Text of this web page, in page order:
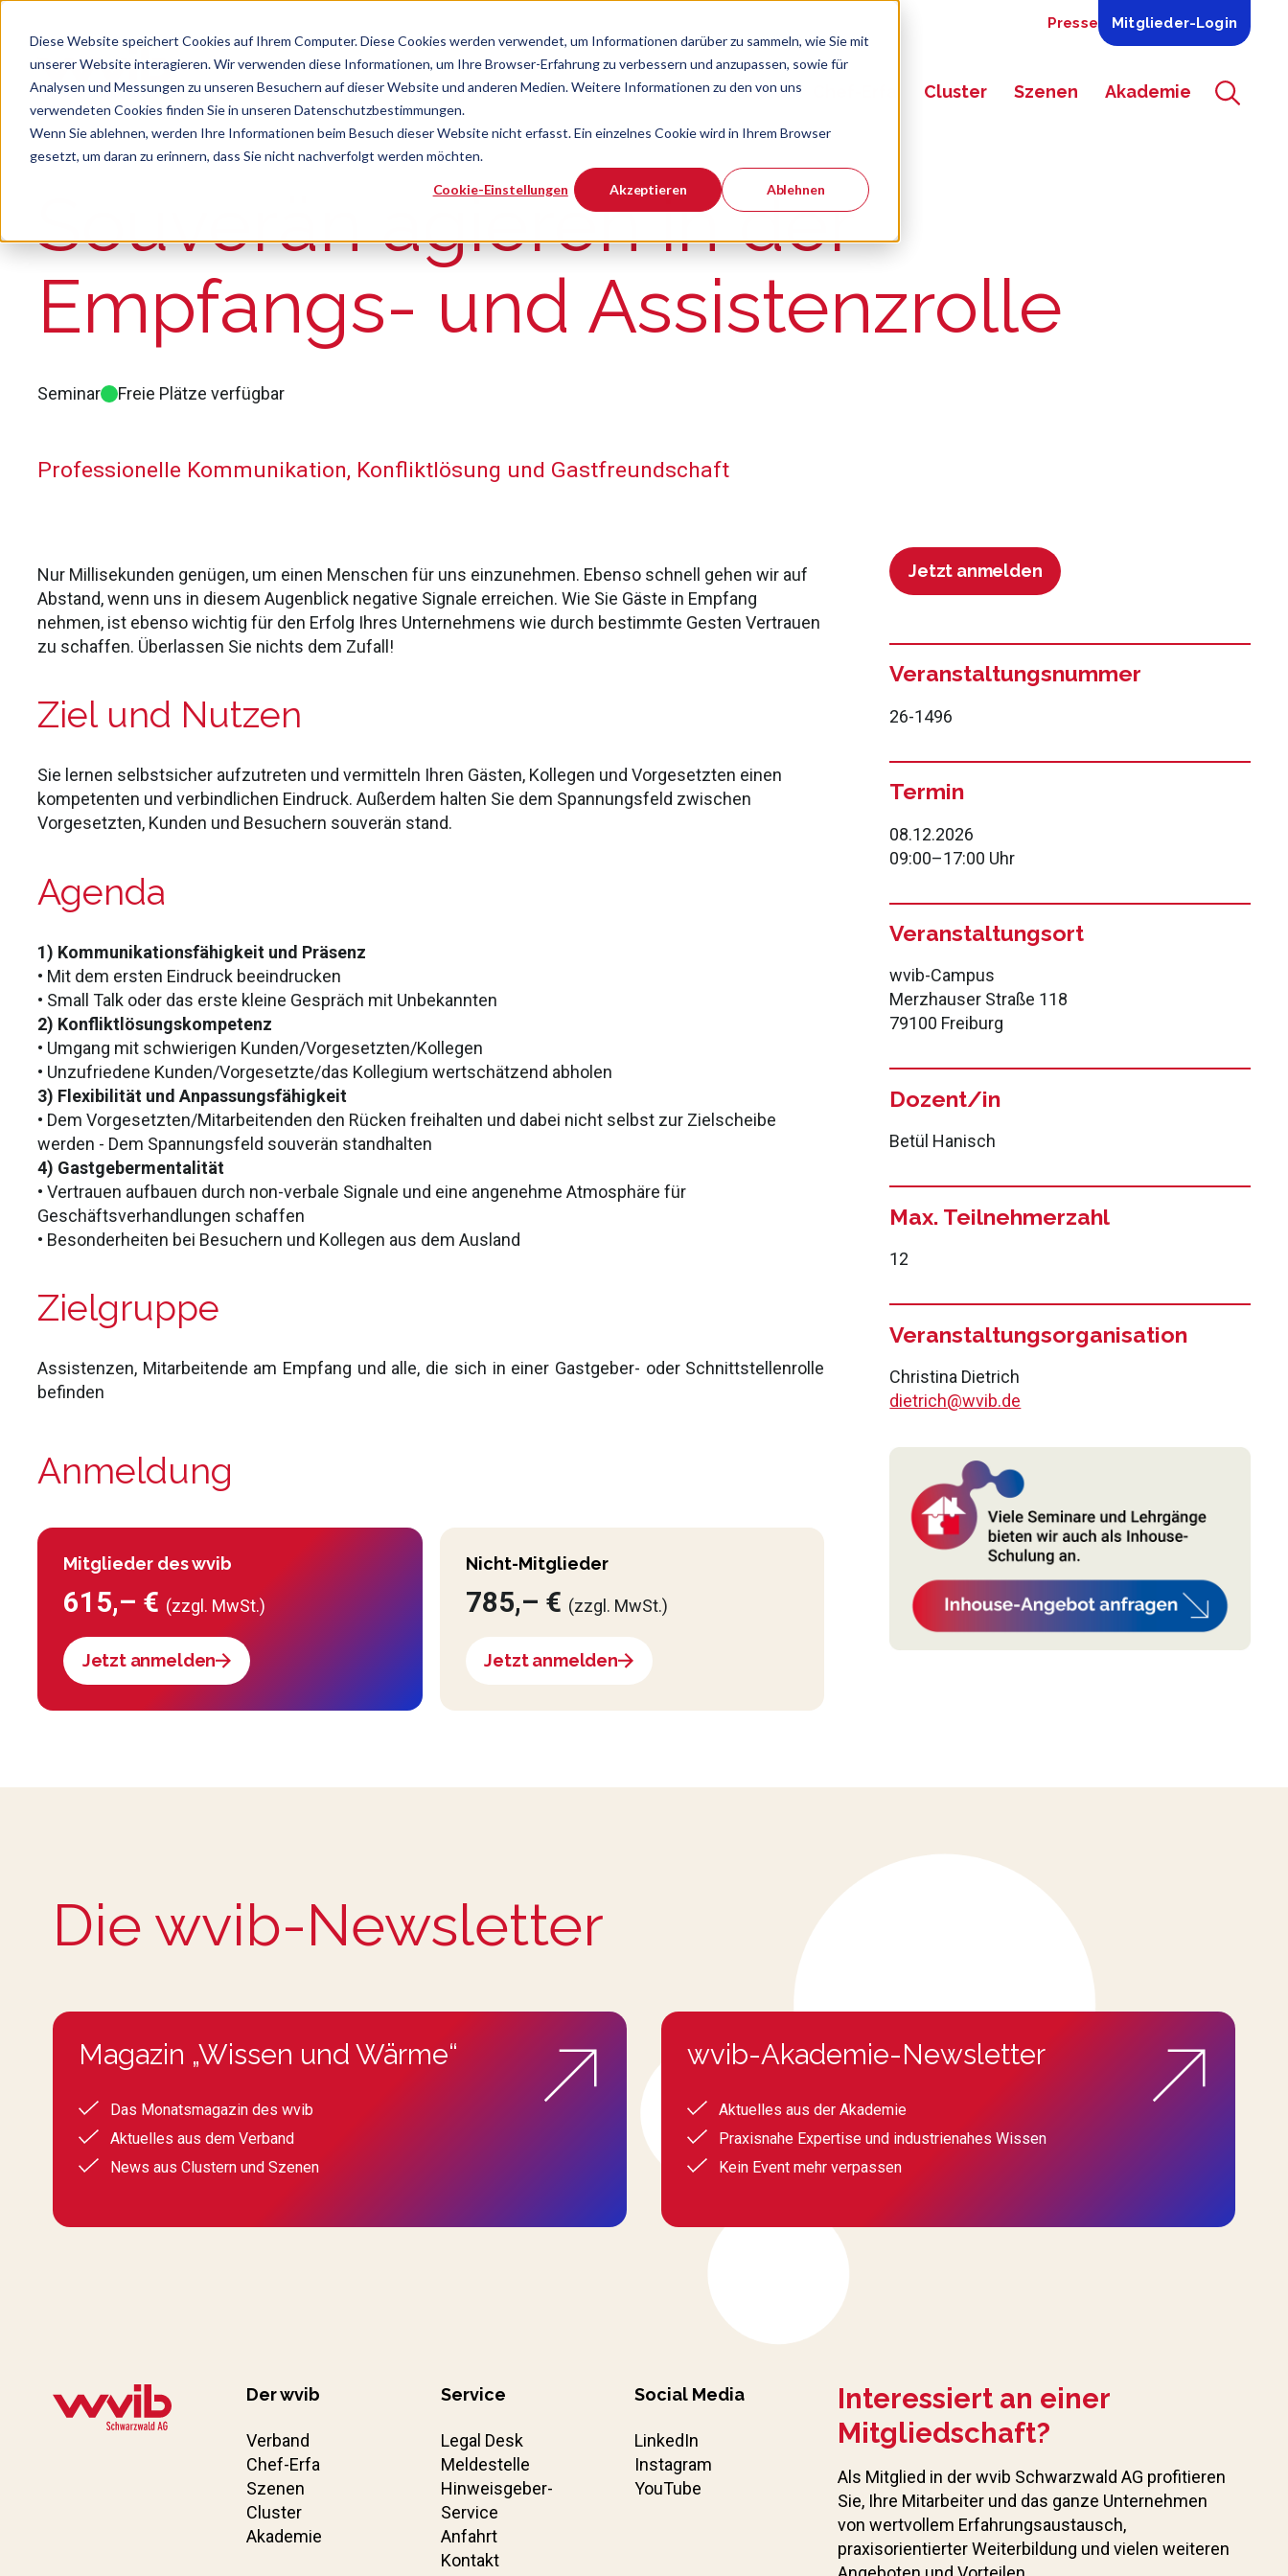
Diese Website speichert Cookies auf Ihrem Computer. Diese Cookies werden verwendet, um Informationen darüber zu sammeln, wie Sie mit
unserer Website interagieren. Wir verwenden diese Informationen, um Ihre Browser-Erfahrung zu verbessern und anzupassen, sowie für
Analysen und Messungen zu unseren Besuchern auf dieser Website und anderen Medien. Weitere Informationen zu den von uns
verwendeten Cookies finden Sie in unseren Datenschutzbestimmungen.
Wenn Sie ablehnen, werden Ihre Informationen beim Besuch dieser Website nicht erfasst. Ein einzelnes Cookie wird in Ihrem Browser
gesetzt, um daran zu erinnern, dass Sie nicht nachverfolgt werden möchten.
Cookie-Einstellungen Akzeptieren Ablehnen
Presse Mitglieder-Login
Zeige Navigations-Menü für
Verband
Zeige Navigations-Menü für
Cluster
Zeige Navigations-Menü für
Szenen
Zeige Navigations-
Akademie
Suche
Es gibt keine Vorschläge, da das Suchfeld leer ist.
Souverän agieren in der
Empfangs- und Assistenzrolle
Seminar Freie Plätze verfügbar
Professionelle Kommunikation, Konfliktlösung und Gastfreundschaft
Nur Millisekunden genügen, um einen Menschen für uns einzunehmen. Ebenso schnell gehen wir auf
Abstand, wenn uns in diesem Augenblick negative Signale erreichen. Wie Sie Gäste in Empfang
nehmen, ist ebenso wichtig für den Erfolg Ihres Unternehmens wie durch bestimmte Gesten Vertrauen
zu schaffen. Überlassen Sie nichts dem Zufall!
Ziel und Nutzen
Sie lernen selbstsicher aufzutreten und vermitteln Ihren Gästen, Kollegen und Vorgesetzten einen
kompetenten und verbindlichen Eindruck. Außerdem halten Sie dem Spannungsfeld zwischen
Vorgesetzten, Kunden und Besuchern souverän stand.
Agenda
1) Kommunikationsfähigkeit und Präsenz
• Mit dem ersten Eindruck beeindrucken
• Small Talk oder das erste kleine Gespräch mit Unbekannten
2) Konfliktlösungskompetenz
• Umgang mit schwierigen Kunden/Vorgesetzten/Kollegen
• Unzufriedene Kunden/Vorgesetzte/das Kollegium wertschätzend abholen
3) Flexibilität und Anpassungsfähigkeit
• Dem Vorgesetzten/Mitarbeitenden den Rücken freihalten und dabei nicht selbst zur Zielscheibe
werden - Dem Spannungsfeld souverän standhalten
4) Gastgebermentalität
• Vertrauen aufbauen durch non-verbale Signale und eine angenehme Atmosphäre für
Geschäftsverhandlungen schaffen
• Besonderheiten bei Besuchern und Kollegen aus dem Ausland
Zielgruppe
Assistenzen, Mitarbeitende am Empfang und alle, die sich in einer Gastgeber- oder Schnittstellenrolle
befinden
Anmeldung
Mitglieder des wvib
615,– € (zzgl. MwSt.)
Jetzt anmelden
Nicht-Mitglieder
785,– € (zzgl. MwSt.)
Jetzt anmelden
Jetzt anmelden
Veranstaltungsnummer
26-1496
Termin
08.12.2026
09:00–17:00 Uhr
Veranstaltungsort
wvib-Campus
Merzhauser Straße 118
79100 Freiburg
Dozent/in
Betül Hanisch
Max. Teilnehmerzahl
12
Veranstaltungsorganisation
Christina Dietrich
dietrich@wvib.de
Die wvib-Newsletter
Magazin „Wissen und Wärme“
Das Monatsmagazin des wvib
Aktuelles aus dem Verband
News aus Clustern und Szenen
wvib-Akademie-Newsletter
Aktuelles aus der Akademie
Praxisnahe Expertise und industrienahes Wissen
Kein Event mehr verpassen
Der wvib
Verband
Chef-Erfa
Szenen
Cluster
Akademie
Service
Legal Desk
Meldestelle
Hinweisgeber-
Service
Anfahrt
Kontakt
Social Media
LinkedIn
Instagram
YouTube
Interessiert an einer
Mitgliedschaft?
Als Mitglied in der wvib Schwarzwald AG profitieren
Sie, Ihre Mitarbeiter und das ganze Unternehmen
von wertvollem Erfahrungs­austausch,
praxisorientierter Weiterbildung und vielen weiteren